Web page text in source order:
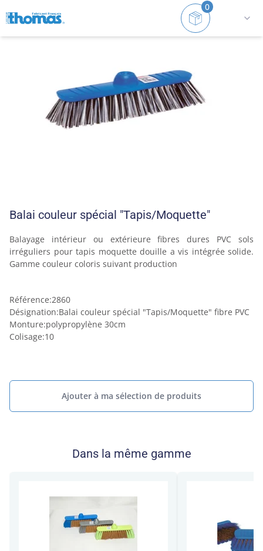
0
Accueil Intérieur/Extérieur et sols rugueux
Balai couleur spécial "Tapis/Moquette"
Balayage intérieur ou extérieure fibres dures PVC sols
irréguliers pour tapis moquette douille a vis intégrée solide.
Gamme couleur coloris suivant production
Référence:2860
Désignation:Balai couleur spécial "Tapis/Moquette" fibre PVC
Monture:polypropylène 30cm
Colisage:10
Ajouter à ma sélection de produits
Dans la même gamme